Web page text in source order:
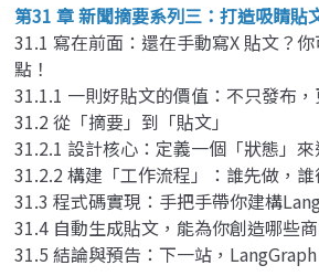
第31 章 新聞摘要系列三：打造吸睛貼
31.1 寫在前面：還在手動寫X 貼文？
點！
31.1.1 一則好貼文的價值：不只發布
31.2 從「摘要」到「貼文」
31.2.1 設計核心：定義一個「狀態」
31.2.2 構建「工作流程」：誰先做，誰
31.3 程式碼實現：手把手帶你建構
31.4 自動生成貼文，能為你創造哪些
31.5 結論與預告：下一站，